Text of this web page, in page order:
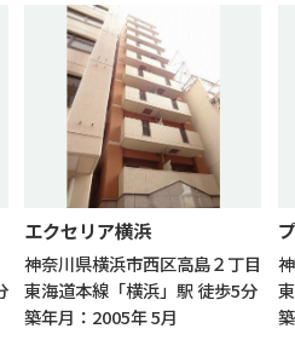
エクセリア横浜
神奈川県横浜市西区高島２丁目
東海道本線「横浜」駅 徒歩5分
築年月：2005年 5月